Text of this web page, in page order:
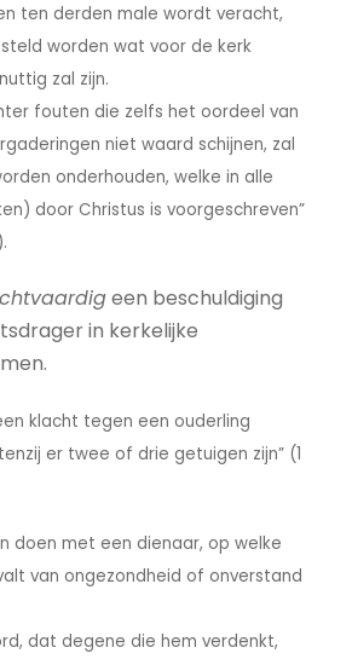
ten derden male wordt veracht,
worden wat voor de kerk
zal zijn.
fouten die zelfs het oordeel van
niet waard schijnen, zal
onderhouden, welke in alle
door Christus is voorgeschreven”
een beschuldiging
in kerkelijke
klacht tegen een ouderling
er twee of drie getuigen zijn” (1
doen met een dienaar, op welke
van ongezondheid of onverstand
dat degene die hem verdenkt,